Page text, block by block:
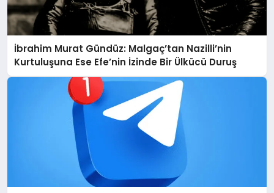
İbrahim Murat Gündüz: Malgaç’tan Nazilli’nin
Kurtuluşuna Ese Efe’nin İzinde Bir Ülkücü Duruş